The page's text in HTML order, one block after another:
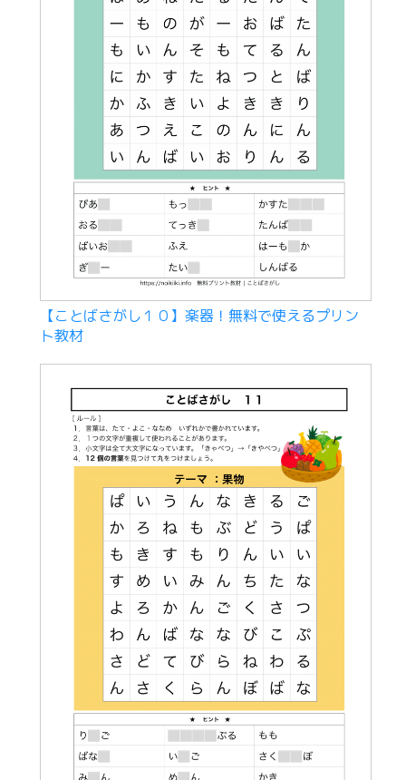
【ことばさがし１０】楽器！無料で使えるプリン
ト教材